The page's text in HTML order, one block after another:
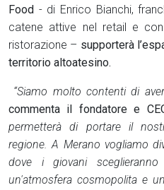
Food - di Enrico Bianchi,
catene attive nel retail e
ristorazione – supporterà
territorio altoatesino.
“Siamo molto contenti di
commenta il fondatore e
permetterà di portare il
regione. A Merano vogliamo
dove i giovani
un'atmosfera cosmopolita e